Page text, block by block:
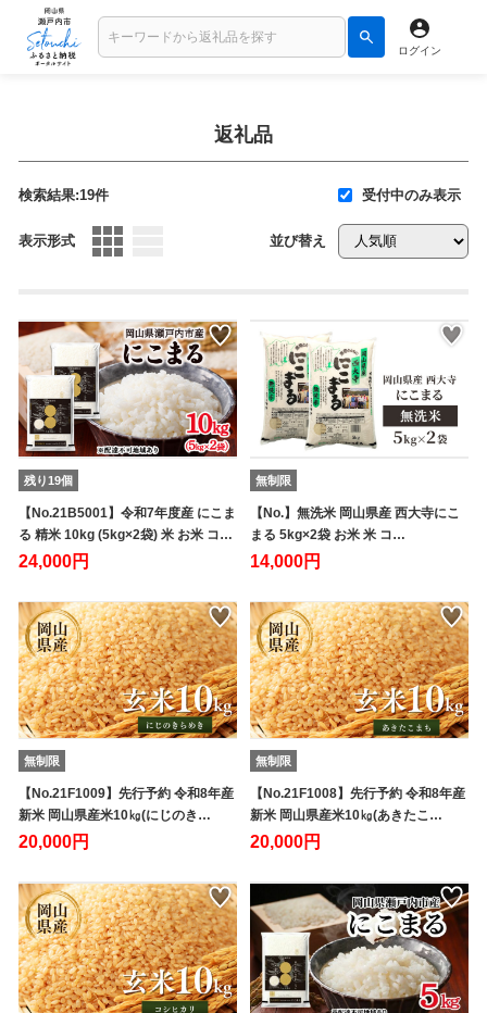
ログイン
返礼品
検索結果:19件 受付中のみ表示
表示形式 並び替え
残り19個
【No.21B5001】令和7年度産 にこま
る 精米 10kg (5kg×2袋) 米 お米 コ…
24,000円
無制限
【No.】無洗米 岡山県産 西大寺にこ
まる 5kg×2袋 お米 米 コ…
14,000円
無制限
【No.21F1009】先行予約 令和8年産
新米 岡山県産米10㎏(にじのき…
20,000円
無制限
【No.21F1008】先行予約 令和8年産
新米 岡山県産米10㎏(あきたこ…
20,000円